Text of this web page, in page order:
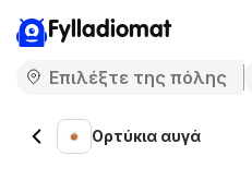
Fylladiomat
Ορτύκια αυγά